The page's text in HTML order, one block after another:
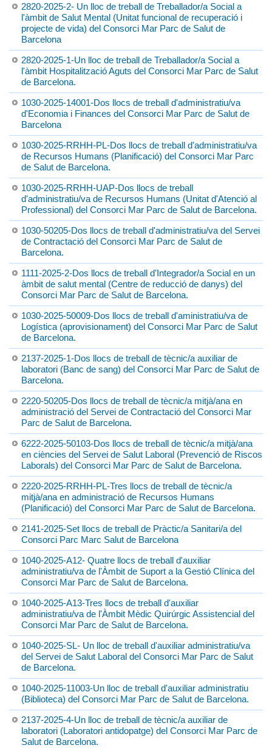
2820-2025-2- Un lloc de treball de Treballador/a Social a
l'àmbit de Salut Mental (Unitat funcional de recuperació i
projecte de vida) del Consorci Mar Parc de Salut de
Barcelona
2820-2025-1-Un lloc de treball de Treballador/a Social a
l'àmbit Hospitalització Aguts del Consorci Mar Parc de Salut
de Barcelona.
1030-2025-14001-Dos llocs de treball d'administratiu/va
d'Economia i Finances del Consorci Mar Parc de Salut de
Barcelona
1030-2025-RRHH-PL-Dos llocs de treball d'administratiu/va
de Recursos Humans (Planificació) del Consorci Mar Parc
de Salut de Barcelona.
1030-2025-RRHH-UAP-Dos llocs de treball
d'administratiu/va de Recursos Humans (Unitat d'Atenció al
Professional) del Consorci Mar Parc de Salut de Barcelona.
1030-50205-Dos llocs de treball d'administratiu/va del Servei
de Contractació del Consorci Mar Parc de Salut de
Barcelona.
1111-2025-2-Dos llocs de treball d'Integrador/a Social en un
àmbit de salut mental (Centre de reducció de danys) del
Consorci Mar Parc de Salut de Barcelona.
1030-2025-50009-Dos llocs de treball d'aministratiu/va de
Logística (aprovisionament) del Consorci Mar Parc de Salut
de Barcelona.
2137-2025-1-Dos llocs de treball de tècnic/a auxiliar de
laboratori (Banc de sang) del Consorci Mar Parc de Salut de
Barcelona.
2220-50205-Dos llocs de treball de tècnic/a mitjà/ana en
administració del Servei de Contractació del Consorci Mar
Parc de Salut de Barcelona.
6222-2025-50103-Dos llocs de treball de tècnic/a mitjà/ana
en ciències del Servei de Salut Laboral (Prevenció de Riscos
Laborals) del Consorci Mar Parc de Salut de Barcelona.
2220-2025-RRHH-PL-Tres llocs de treball de tècnic/a
mitjà/ana en administració de Recursos Humans
(Planificació) del Consorci Mar Parc de Salut de Barcelona.
2141-2025-Set llocs de treball de Pràctic/a Sanitari/a del
Consorci Parc Marc Salut de Barcelona
1040-2025-A12- Quatre llocs de treball d'auxiliar
administratiu/va de l'Àmbit de Suport a la Gestió Clínica del
Consorci Mar Parc de Salut de Barcelona.
1040-2025-A13-Tres llocs de treball d'auxiliar
administratiu/va de l'Àmbit Mèdic Quirúrgic Assistencial del
Consorci Mar Parc de Salut de Barcelona.
1040-2025-SL- Un lloc de treball d'auxiliar administratiu/va
del Servei de Salut Laboral del Consorci Mar Parc de Salut
de Barcelona.
1040-2025-11003-Un lloc de treball d'auxiliar administratiu
(Biblioteca) del Consorci Mar Parc de Salut de Barcelona.
2137-2025-4-Un lloc de treball de tècnic/a auxiliar de
laboratori (Laboratori antidopatge) del Consorci Mar Parc de
Salut de Barcelona.